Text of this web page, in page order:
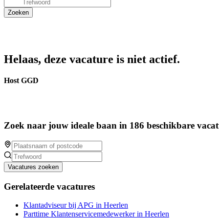
Helaas, deze vacature is niet actief.
Host GGD
Zoek naar jouw ideale baan in 186 beschikbare
Vacatures zoeken
Gerelateerde vacatures
Klantadviseur bij APG in Heerlen
Parttime Klantenservicemedewerker in Heerlen